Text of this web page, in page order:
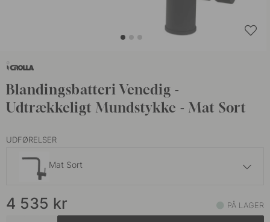
Blandingsbatteri Venedig -
Udtrækkeligt Mundstykke - Mat Sort
UDFØRELSER
Mat Sort
Krom På lager
4 535 kr PÅ LAGER